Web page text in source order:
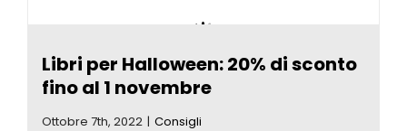
Libri per Halloween: 20% di sconto
fino al 1 novembre
Ottobre 7th, 2022 | Consigli